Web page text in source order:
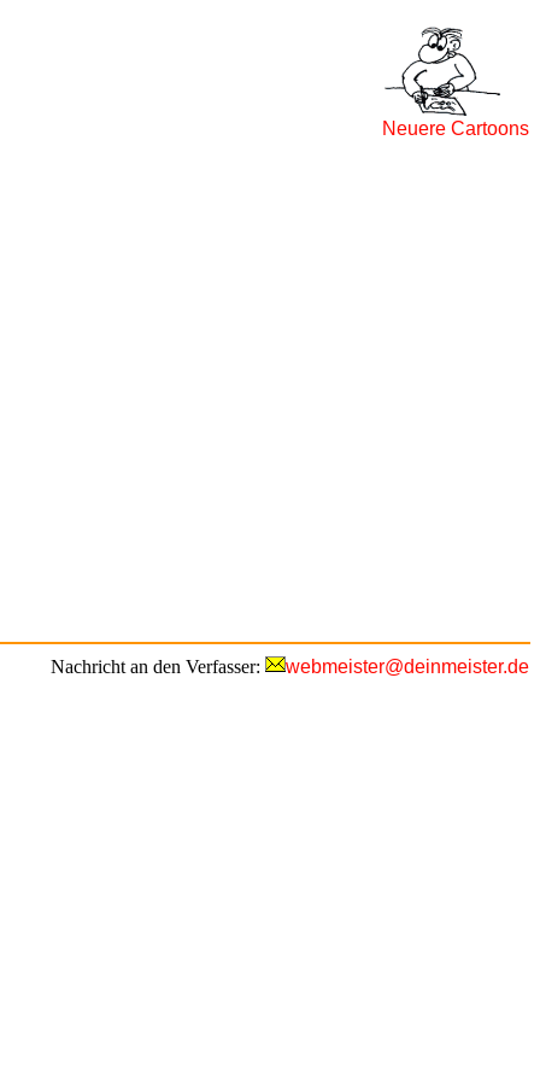
Neuere Cartoons
Nachricht an den Verfasser: webmeister@deinmeister.de